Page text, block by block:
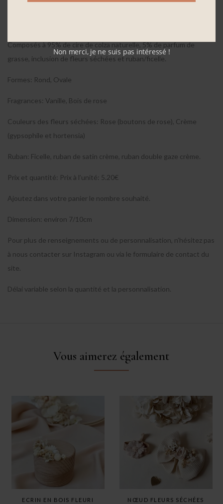
Composés à 95% de cire de colza naturelle, 5% de parfum de
grasse, inclusion de fleurs séchées et ruban/ficelle.
Formes: Rond, Ovale
Fragrances: Vanille, Bois de rose
Couleurs des fleurs séchées: Rose (boutons de rose), Crème
(gypsophile et hortensia)
Ruban: Ficelle, ruban de satin crème, ruban double gaze crème.
Prix et quantité: Prix à l’unité: 5.20€
Ajoutez dans votre panier le nombre souhaité.
Dimension: environ 7/10cm
Pour plus de renseignements ou de personnalisation, n’hésitez pas
à nous contacter sur Instagram ou via le formulaire de contact du
site.
Délai variable selon la quantité et la personnalisation.
Vous aimerez également
ECRIN EN BOIS FLEURI NŒUD FLEURS SÉCHÉES
Non merci, je ne suis pas intéressé !